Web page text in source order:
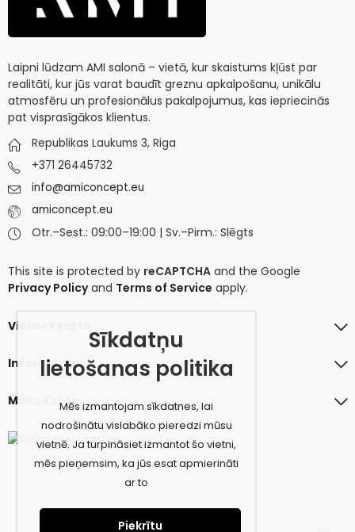
Laipni lūdzam AMI salonā – vietā, kur skaistums kļūst par
realitāti, kur jūs varat baudīt greznu apkalpošanu, unikālu
atmosfēru un profesionālus pakalpojumus, kas iepriecinās
pat visprasīgākos klientus.
Republikas Laukums 3, Riga
+371 26445732
info@amiconcept.eu
amiconcept.eu
Otr.–Sest.: 09:00–19:00 | Sv.–Pirm.: Slēgts
This site is protected by reCAPTCHA and the Google
Privacy Policyand Terms of Service apply.
Vietnes karte
Informācija
Mans konts
Sīkdatņu
lietošanas politika
Mēs izmantojam sīkdatnes, lai
nodrošinātu vislabāko pieredzi mūsu
vietnē. Ja turpināsiet izmantot šo vietni,
mēs pieņemsim, ka jūs esat apmierināti
ar to
Piekrītu